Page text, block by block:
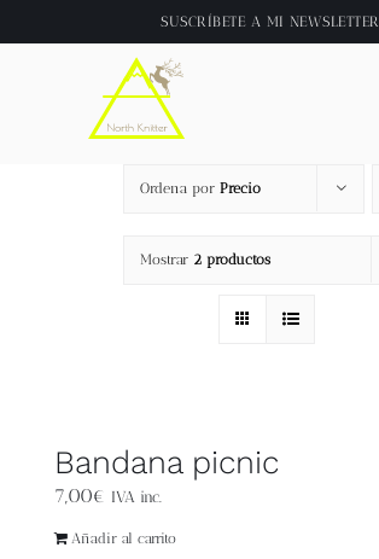
al
SUSCRÍBETE A MI NEWSLETTER
Inicio
About
Tienda
Videos
Ordena por Precio
Mostrar 2 productos
Bandana picnic
7,00€ IVA inc.
Añadir al carrito